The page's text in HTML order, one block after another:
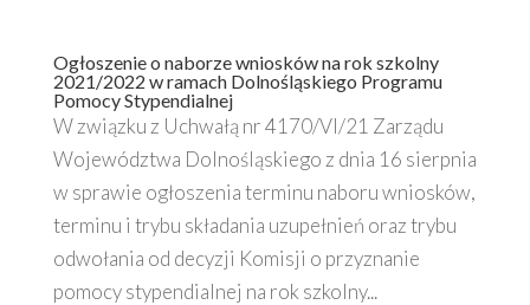
Ogłoszenie o naborze wniosków na rok szkolny
2021/2022 w ramach Dolnośląskiego Programu
Pomocy Stypendialnej
W związku z Uchwałą nr 4170/VI/21 Zarządu
Województwa Dolnośląskiego z dnia 16 sierpnia
w sprawie ogłoszenia terminu naboru wniosków,
terminu i trybu składania uzupełnień oraz trybu
odwołania od decyzji Komisji o przyznanie
pomocy stypendialnej na rok szkolny...